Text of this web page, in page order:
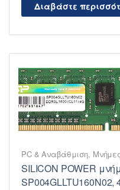
Διαβάστε
PC & Αναβάθμιση,
SILICON POWER
SP004GLLTU160N02,